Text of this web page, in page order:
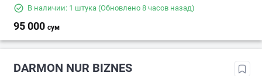
В наличии: 1 штука (Обновлено 8 часов назад)
95 000 сум
DARMON NUR BIZNES